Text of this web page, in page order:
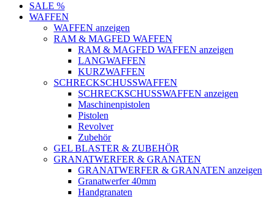
SALE %
WAFFEN
WAFFEN anzeigen
RAM & MAGFED WAFFEN
RAM & MAGFED WAFFEN anzeigen
LANGWAFFEN
KURZWAFFEN
SCHRECKSCHUSSWAFFEN
SCHRECKSCHUSSWAFFEN anzeigen
Maschinenpistolen
Pistolen
Revolver
Zubehör
GEL BLASTER & ZUBEHÖR
GRANATWERFER & GRANATEN
GRANATWERFER & GRANATEN anzeigen
Granatwerfer 40mm
Handgranaten